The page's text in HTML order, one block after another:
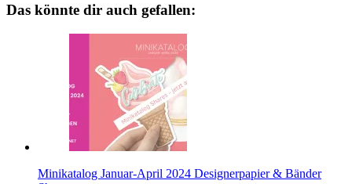
Das könnte dir auch gefallen:
Minikatalog Januar-April 2024 Designerpapier & Bänder